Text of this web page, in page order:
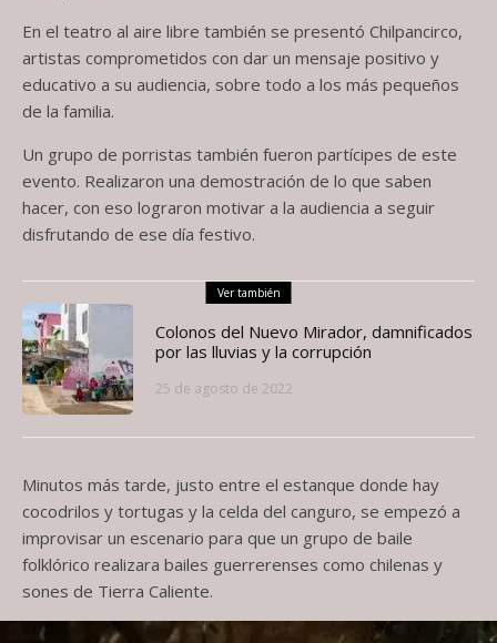
En el teatro al aire libre también se presentó Chilpancirco,
artistas comprometidos con dar un mensaje positivo y
educativo a su audiencia, sobre todo a los más pequeños
de la familia.
Un grupo de porristas también fueron partícipes de este
evento. Realizaron una demostración de lo que saben
hacer, con eso lograron motivar a la audiencia a seguir
disfrutando de ese día festivo.
Ver también
Colonos del Nuevo Mirador, damnificados
por las lluvias y la corrupción
25 de agosto de 2022
Minutos más tarde, justo entre el estanque donde hay
cocodrilos y tortugas y la celda del canguro, se empezó a
improvisar un escenario para que un grupo de baile
folklórico realizara bailes guerrerenses como chilenas y
sones de Tierra Caliente.